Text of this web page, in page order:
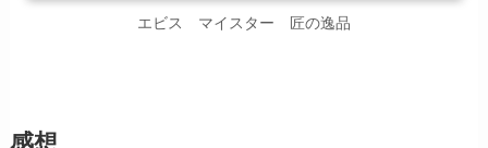
エビス マイスター 匠の逸品